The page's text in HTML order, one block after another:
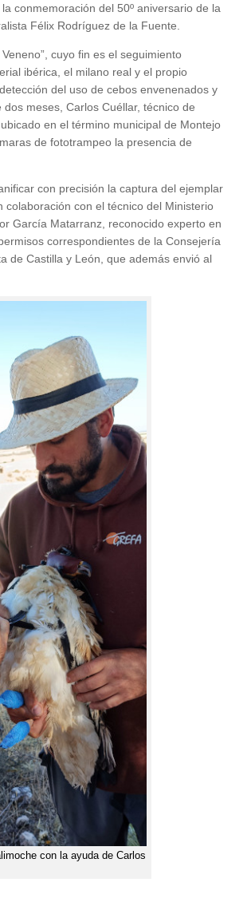
conmemoración del 50º aniversario de la
Félix Rodríguez de la Fuente.
cuyo fin es el seguimiento
ibérica, el milano real y el propio
del uso de cebos envenenados y
meses, Carlos Cuéllar, técnico de
en el término municipal de Montejo
de fototrampeo la presencia de
con precisión la captura del ejemplar
con el técnico del Ministerio
García Matarranz, reconocido experto en
correspondientes de la Consejería
de Castilla y León, que además envió al
con la ayuda de Carlos